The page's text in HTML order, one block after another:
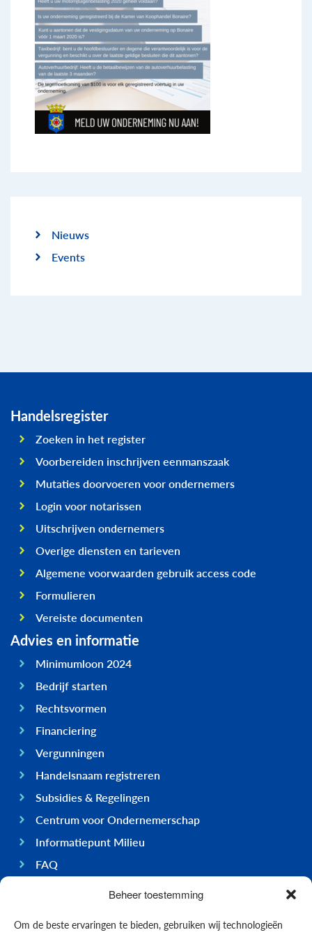
Beheer toestemming
Om de beste ervaringen te bieden, gebruiken wij technologieën
Nieuws
Events
Handelsregister
Zoeken in het register
Voorbereiden inschrijven eenmanszaak
Mutaties doorvoeren voor ondernemers
Login voor notarissen
Uitschrijven ondernemers
Overige diensten en tarieven
Algemene voorwaarden gebruik access code
Formulieren
Vereiste documenten
Advies en informatie
Minimumloon 2024
Bedrijf starten
Rechtsvormen
Financiering
Vergunningen
Handelsnaam registreren
Subsidies & Regelingen
Centrum voor Ondernemerschap
Informatiepunt Milieu
FAQ
Ondernemen op Bonaire
Economie